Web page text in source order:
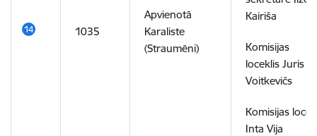
1035
Apvienotā
Karaliste
(Straumēni)
Kairiša
Komisijas
loceklis Juris
Voitkevičs
Komisijas
Inta Vija